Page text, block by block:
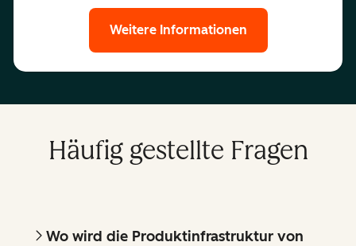
Weitere Informationen
Häufig gestellte Fragen
Wo wird die Produktinfrastruktur von